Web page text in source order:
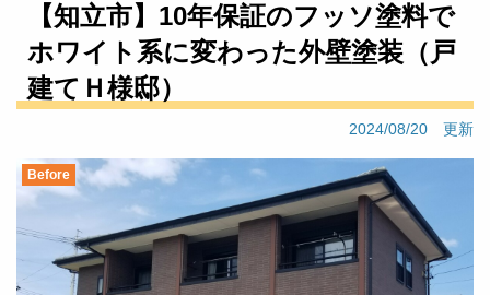
【知立市】10年保証のフッソ塗料で
ホワイト系に変わった外壁塗装（戸
建てＨ様邸）
2024/08/20 更新
Before